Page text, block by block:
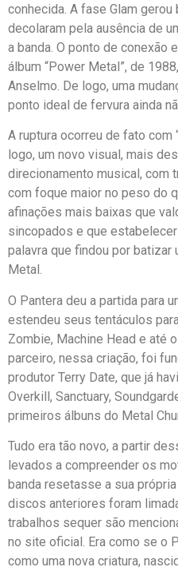
conhecida. A fase Glam
decolaram pela ausência de
a banda. O ponto de conexão
álbum “Power Metal”, de
Anselmo. De logo, uma
ponto ideal de fervura ainda
A ruptura ocorreu de fato com
logo, um novo visual, mais
direcionamento musical, com
com foque maior no peso do
afinações mais baixas que
sincopados e que
palavra que findou por batizar
Metal.
O Pantera deu a partida para
estendeu seus tentáculos
Zombie, Machine Head e até
parceiro, nessa criação, foi
produtor Terry Date, que já
Overkill, Sanctuary,
primeiros álbuns do Metal
Tudo era tão novo, a partir
levados a compreender os
banda resetasse a sua
discos anteriores foram
trabalhos sequer são
no site oficial. Era como se o
como uma nova criatura,